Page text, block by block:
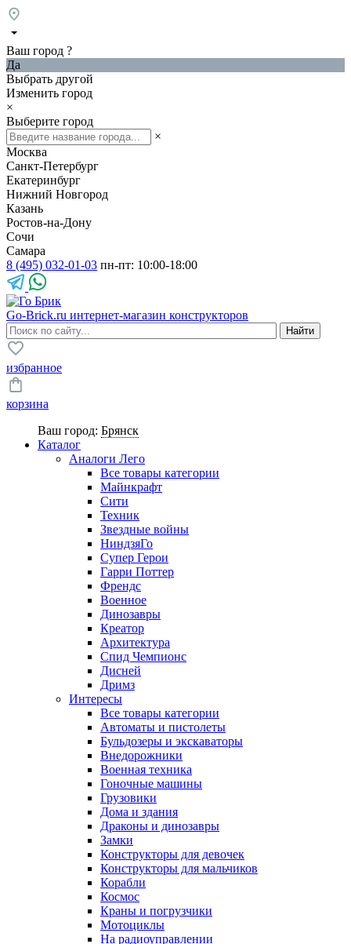
Ваш город ?
Да
Выбрать другой
Изменить город
×
Выберите город
×
Москва
Санкт-Петербург
Екатеринбург
Нижний Новгород
Казань
Ростов-на-Дону
Сочи
Самара
8 (495) 032-01-03 пн-пт: 10:00-18:00
Go-Brick.ru интернет-магазин конструкторов
избранное
корзина
Ваш город: Брянск
Каталог
Аналоги Лего
Все товары категории
Майнкрафт
Сити
Техник
Звездные войны
НиндзяГо
Супер Герои
Гарри Поттер
Френдс
Военное
Динозавры
Креатор
Архитектура
Спид Чемпионс
Дисней
Дримз
Интересы
Все товары категории
Автоматы и пистолеты
Бульдозеры и экскаваторы
Внедорожники
Военная техника
Гоночные машины
Грузовики
Дома и здания
Драконы и динозавры
Замки
Конструкторы для девочек
Конструкторы для мальчиков
Корабли
Космос
Краны и погрузчики
Мотоциклы
На радиоуправлении